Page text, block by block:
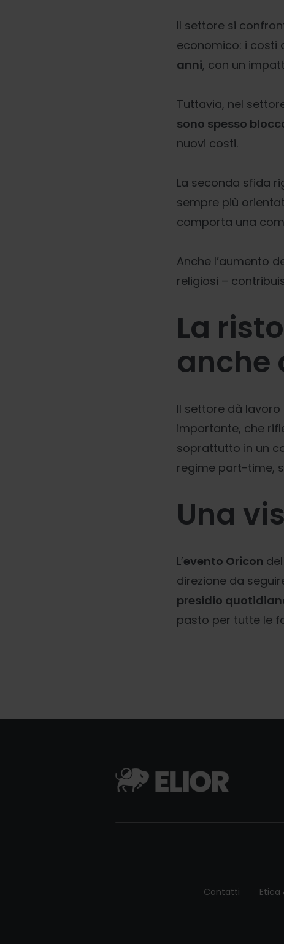
Il settore si
economico: i costi
anni, con un
Tuttavia, nel
sono spesso
nuovi costi.
La seconda sfida
sempre più
comporta una
Anche l’aumento
religiosi –
La
anche
Il settore dà lavoro
importante, che
soprattutto in un
regime part-time,
Una
L’evento Oricon
direzione da
presidio
pasto per tutte le
Contatti Etica